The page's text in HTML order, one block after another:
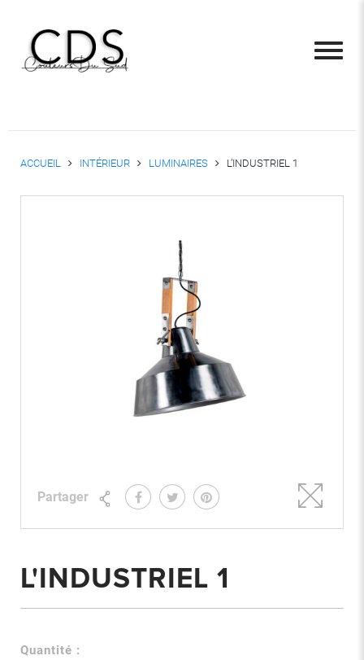
ACCUEIL INTÉRIEUR LUMINAIRES L’INDUSTRIEL 1
Partager
L'INDUSTRIEL 1
Quantité :